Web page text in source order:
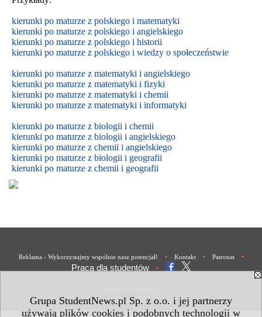
Grupa StudentNews.pl Sp. z o.o. i jej partnerzy
używają plików cookies i podobnych technologii w
kierunki po maturze z polskiego i matematyki
kierunki po maturze z polskiego i angielskiego
kierunki po maturze z polskiego i historii
kierunki po maturze z polskiego i wiedzy o społeczeństwie
kierunki po maturze z matematyki i angielskiego
kierunki po maturze z matematyki i fizyki
kierunki po maturze z matematyki i chemii
kierunki po maturze z matematyki i informatyki
kierunki po maturze z biologii i chemii
kierunki po maturze z biologii i angielskiego
kierunki po maturze z chemii i angielskiego
kierunki po maturze z biologii i geografii
kierunki po maturze z chemii i geografii
Reklama - Wykorzystajmy wspólnie nasz potencjał! • Kontakt • Patronat •
Praca dla studentów •